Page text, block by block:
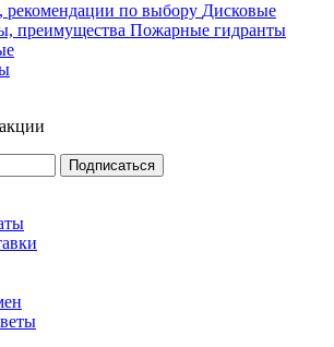
внутреннему
в мм
между краями
рекомендации по выбору Дисковые
преимущества Пожарные гидранты
Подписаться